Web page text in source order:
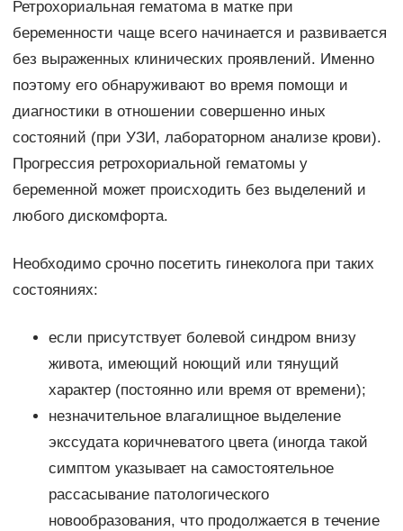
Ретрохориальная гематома в матке при
беременности чаще всего начинается и развивается
без выраженных клинических проявлений. Именно
поэтому его обнаруживают во время помощи и
диагностики в отношении совершенно иных
состояний (при УЗИ, лабораторном анализе крови).
Прогрессия ретрохориальной гематомы у
беременной может происходить без выделений и
любого дискомфорта.
Необходимо срочно посетить гинеколога при таких
состояниях:
если присутствует болевой синдром внизу
живота, имеющий ноющий или тянущий
характер (постоянно или время от времени);
незначительное влагалищное выделение
экссудата коричневатого цвета (иногда такой
симптом указывает на самостоятельное
рассасывание патологического
новообразования, что продолжается в течение